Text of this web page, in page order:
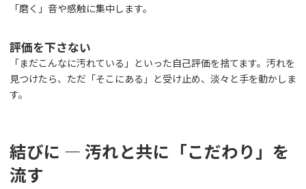
「磨く」音や感触に集中します。
評価を下さない
「まだこんなに汚れている」といった自己評価を捨てます。汚れを
見つけたら、ただ「そこにある」と受け止め、淡々と手を動かしま
す。
結びに ― 汚れと共に「こだわり」を
流す